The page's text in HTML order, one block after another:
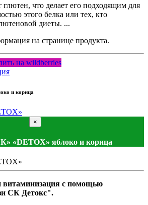
что делает его подходящим для
этого белка или тех, кто
диеты. ...
на странице продукта.
на wildberries
и корица
×
«DETOX» яблоко и корица
витаминизация с помощью
СК Детокс".